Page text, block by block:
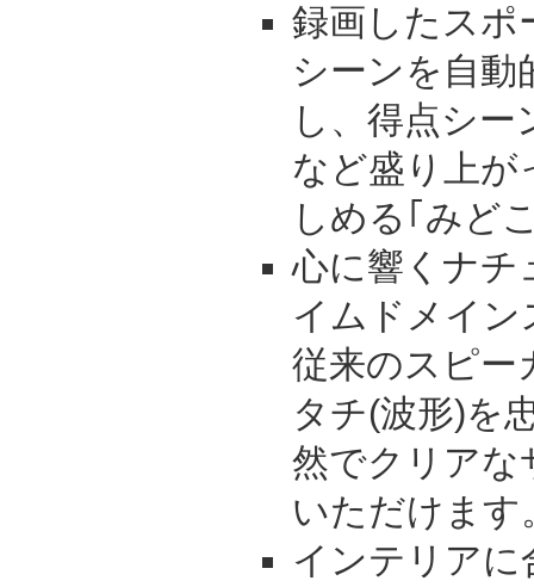
録画したスポ
シーンを自動
し、得点シ
など盛り上が
しめる｢みど
心に響くナチ
イムドメイン
従来のスピー
タチ(波形)を
然でクリアな
いただけます
インテリアに